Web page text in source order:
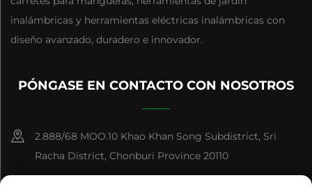
inalámbricas y herramientas eléctricas inalámbricas con
diseño avanzado, duradero e innovador.
PÓNGASE EN CONTACTO CON NOSOTROS
2.888/68 MOO.10 Khao Khan Song Subdistrict, Sri
Racha District, Chonburi Province 20110